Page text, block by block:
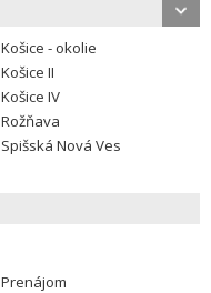
Košice - okolie
Košice II
Košice IV
Rožňava
Spišská Nová Ves
Prenájom